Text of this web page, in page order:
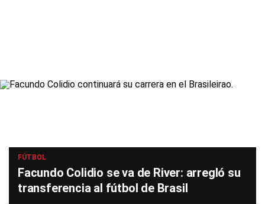
FÚTBOL
Facundo Colidio se va de River: arregló su
transferencia al fútbol de Brasil